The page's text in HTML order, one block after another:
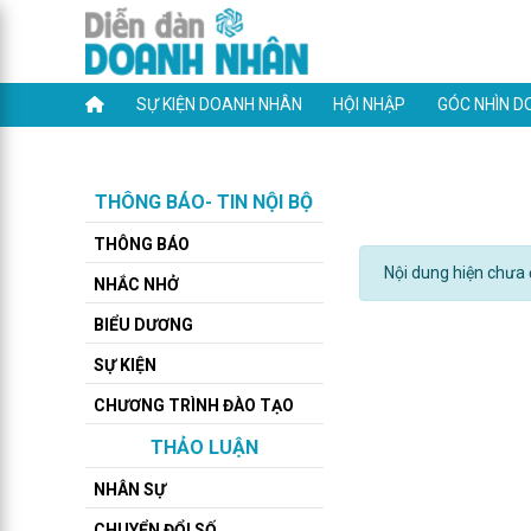
SỰ KIỆN DOANH NHÂN HỘI NHẬP GÓC NHÌN
THÔNG BÁO- TIN NỘI BỘ
THÔNG BÁO
NHẮC NHỞ
BIỂU DƯƠNG
SỰ KIỆN
CHƯƠNG TRÌNH ĐÀO TẠO
THẢO LUẬN
NHÂN SỰ
Nội dung hiện